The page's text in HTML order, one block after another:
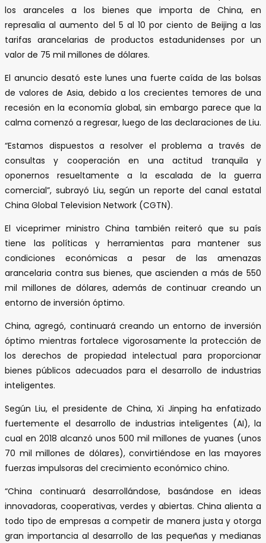
los aranceles a los bienes que importa de China, en
represalia al aumento del 5 al 10 por ciento de Beijing a las
tarifas arancelarias de productos estadunidenses por un
valor de 75 mil millones de dólares.
El anuncio desató este lunes una fuerte caída de las bolsas
de valores de Asia, debido a los crecientes temores de una
recesión en la economía global, sin embargo parece que la
calma comenzó a regresar, luego de las declaraciones de Liu.
“Estamos dispuestos a resolver el problema a través de
consultas y cooperación en una actitud tranquila y
oponernos resueltamente a la escalada de la guerra
comercial”, subrayó Liu, según un reporte del canal estatal
China Global Television Network (CGTN).
El viceprimer ministro China también reiteró que su país
tiene las políticas y herramientas para mantener sus
condiciones económicas a pesar de las amenazas
arancelaria contra sus bienes, que ascienden a más de 550
mil millones de dólares, además de continuar creando un
entorno de inversión óptimo.
China, agregó, continuará creando un entorno de inversión
óptimo mientras fortalece vigorosamente la protección de
los derechos de propiedad intelectual para proporcionar
bienes públicos adecuados para el desarrollo de industrias
inteligentes.
Según Liu, el presidente de China, Xi Jinping ha enfatizado
fuertemente el desarrollo de industrias inteligentes (AI), la
cual en 2018 alcanzó unos 500 mil millones de yuanes (unos
70 mil millones de dólares), convirtiéndose en las mayores
fuerzas impulsoras del crecimiento económico chino.
“China continuará desarrollándose, basándose en ideas
innovadoras, cooperativas, verdes y abiertas. China alienta a
todo tipo de empresas a competir de manera justa y otorga
gran importancia al desarrollo de las pequeñas y medianas